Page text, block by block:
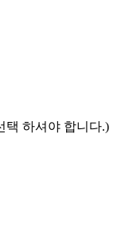
택 하셔야 합니다.)